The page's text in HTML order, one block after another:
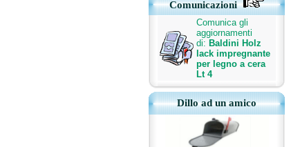
Comunicazioni
Comunica gli
aggiornamenti
di: Baldini Holz
lack impregnante
per legno a cera
Lt 4
Dillo ad un amico